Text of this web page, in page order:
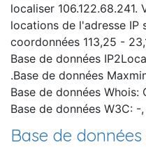
localiser 106.122.68.241.
locations de l'adresse IP
coordonnées 113,25 -
Base de données
.Base de données
Base de données Whois:
Base de données W3C: -
Base de données